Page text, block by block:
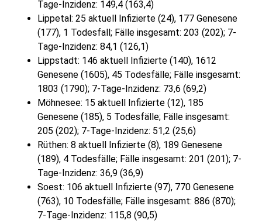
Tage-Inzidenz: 149,4 (163,4)
Lippetal: 25 aktuell Infizierte (24), 177 Genesene
(177), 1 Todesfall; Fälle insgesamt: 203 (202); 7-
Tage-Inzidenz: 84,1 (126,1)
Lippstadt: 146 aktuell Infizierte (140), 1612
Genesene (1605), 45 Todesfälle; Fälle insgesamt:
1803 (1790); 7-Tage-Inzidenz: 73,6 (69,2)
Möhnesee: 15 aktuell Infizierte (12), 185
Genesene (185), 5 Todesfälle; Fälle insgesamt:
205 (202); 7-Tage-Inzidenz: 51,2 (25,6)
Rüthen: 8 aktuell Infizierte (8), 189 Genesene
(189), 4 Todesfälle; Fälle insgesamt: 201 (201); 7-
Tage-Inzidenz: 36,9 (36,9)
Soest: 106 aktuell Infizierte (97), 770 Genesene
(763), 10 Todesfälle; Fälle insgesamt: 886 (870);
7-Tage-Inzidenz: 115,8 (90,5)